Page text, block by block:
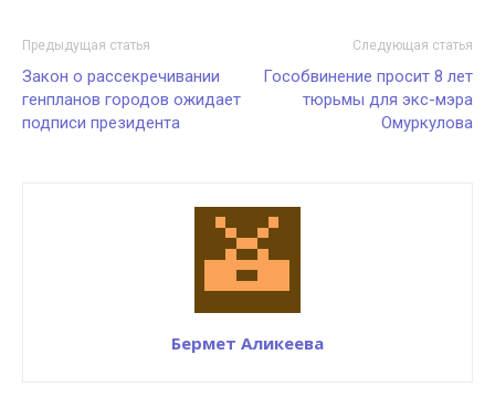
Предыдущая статья
Закон о рассекречивании
генпланов городов ожидает
подписи президента
Следующая статья
Гособвинение просит 8 лет
тюрьмы для экс-мэра
Омуркулова
Бермет Аликеева